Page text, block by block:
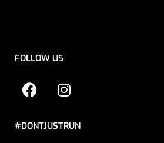
FOLLOW US
#DONTJUSTRUN